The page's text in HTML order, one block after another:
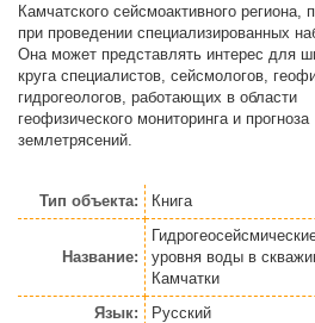
Камчатского сейсмоактивного региона,
при проведении специализированных
Она может представлять интерес для
круга специалистов, сейсмологов,
гидрогеологов, работающих в области
геофизического мониторинга и прогноза
землетрясений.
Тип объекта: Книга
Название:
уровня воды в
Камчатки
Язык:
Русский